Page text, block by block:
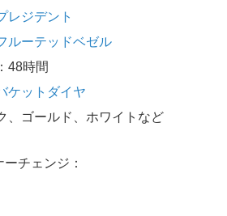
レジデント
ルーテッドベゼル
48時間
ケットダイヤ
、ゴールド、ホワイトなど
チェンジ：